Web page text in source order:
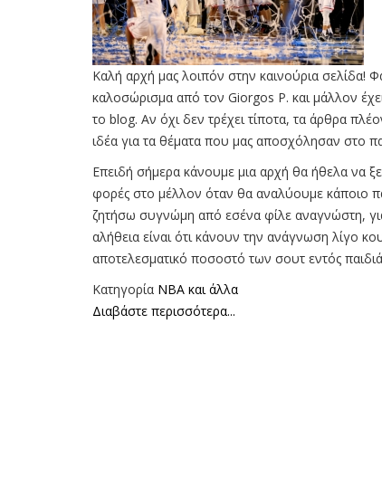
Καλή αρχή μας λοιπόν στην καινούρια σελίδα!
καλοσώρισμα από τον Giorgos P. και μάλλον
το blog. Αν όχι δεν τρέχει τίποτα, τα άρθρα
ιδέα για τα θέματα που μας αποσχόλησαν στο
Επειδή σήμερα κάνουμε μια αρχή θα ήθελα να
φορές στο μέλλον όταν θα αναλύουμε κάποιο
ζητήσω συγνώμη από εσένα φίλε αναγνώστη,
αλήθεια είναι ότι κάνουν την ανάγνωση λίγο
αποτελεσματικό ποσοστό των σουτ εντός
Κατηγορία NBA και άλλα
Διαβάστε περισσότερα...